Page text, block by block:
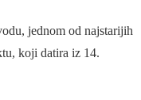
jednom od najstarijih
koji datira iz 14.